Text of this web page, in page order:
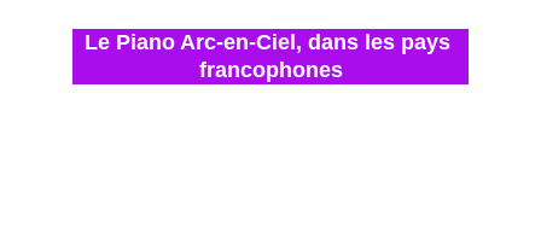
Le Piano Arc-en-Ciel, dans les pays
francophones